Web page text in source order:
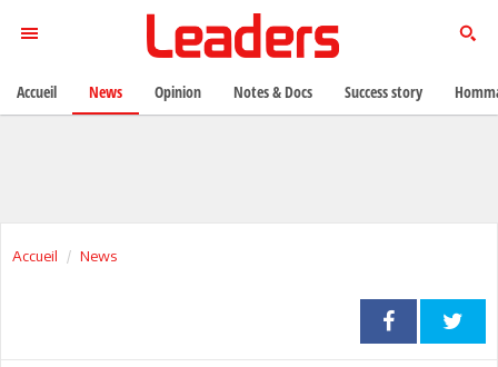
Accueil News
Accueil News Opinion Notes & Docs Success story